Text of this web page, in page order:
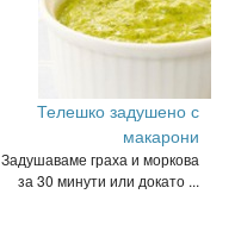
Телешко задушено с
макарони
Задушаваме граха и моркова
за 30 минути или докато ...